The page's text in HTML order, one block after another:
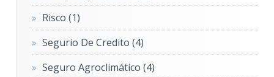
Risco(1)
Segurio De Credito(4)
Seguro Agroclimático(4)